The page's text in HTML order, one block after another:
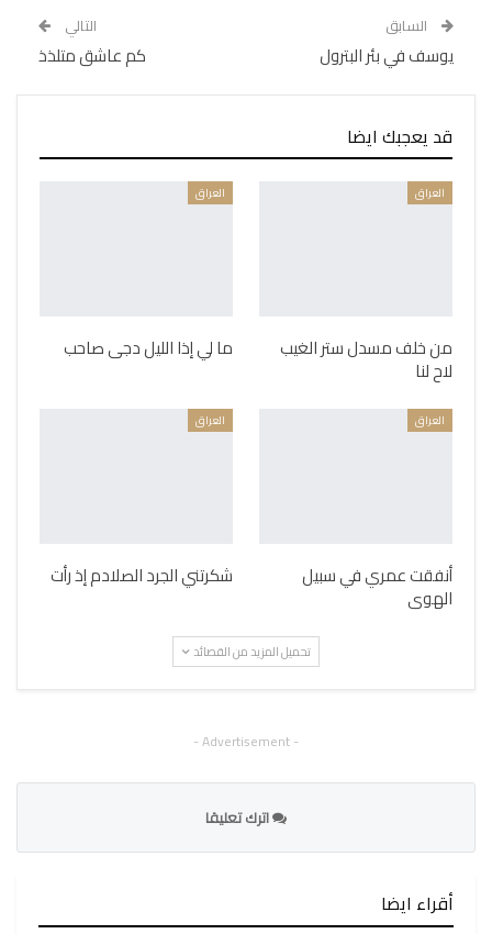
السابق
يوسف في بئر البترول
التالي
كم عاشق متلذذ
قد يعجبك ايضا
العراق
من خلف مسدل ستر الغيب
لاح لنا
العراق
ما لي إذا الليل دجى صاحب
العراق
أنفقت عمري في سبيل
الهوى
العراق
شكرتني الجرد الصلادم إذ رأت
تحميل المزيد من القصائد
- Advertisement -
اترك تعليقا
أقراء ايضا